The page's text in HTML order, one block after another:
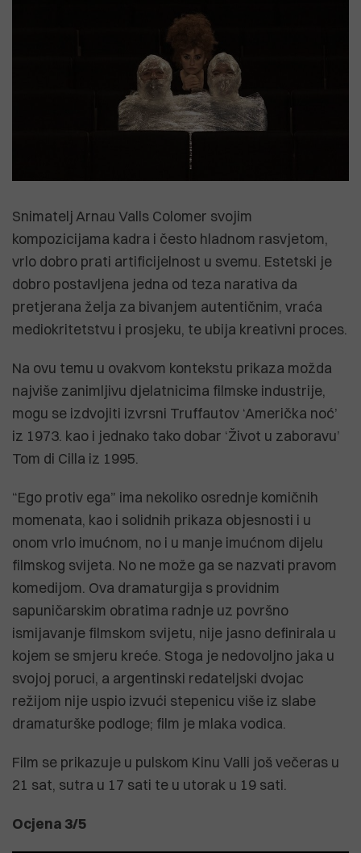
Snimatelj Arnau Valls Colomer svojim
kompozicijama kadra i često hladnom rasvjetom,
vrlo dobro prati artificijelnost u svemu. Estetski je
dobro postavljena jedna od teza narativa da
pretjerana želja za bivanjem autentičnim, vraća
mediokritetstvu i prosjeku, te ubija kreativni proces.
Na ovu temu u ovakvom kontekstu prikaza možda
najviše zanimljivu djelatnicima filmske industrije,
mogu se izdvojiti izvrsni Truffautov ‘Američka noć’
iz 1973. kao i jednako tako dobar ‘Život u zaboravu’
Tom di Cilla iz 1995.
“Ego protiv ega” ima nekoliko osrednje komičnih
momenata, kao i solidnih prikaza objesnosti i u
onom vrlo imućnom, no i u manje imućnom dijelu
filmskog svijeta. No ne može ga se nazvati pravom
komedijom. Ova dramaturgija s providnim
sapuničarskim obratima radnje uz površno
ismijavanje filmskom svijetu, nije jasno definirala u
kojem se smjeru kreće. Stoga je nedovoljno jaka u
svojoj poruci, a argentinski redateljski dvojac
režijom nije uspio izvući stepenicu više iz slabe
dramaturške podloge; film je mlaka vodica.
Film se prikazuje u pulskom Kinu Valli još večeras u
21 sat, sutra u 17 sati te u utorak u 19 sati.
Ocjena 3/5